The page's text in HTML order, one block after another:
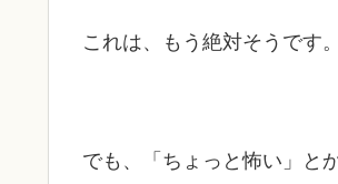
これは、もう絶対そうです。
でも、「ちょっと怖い」と